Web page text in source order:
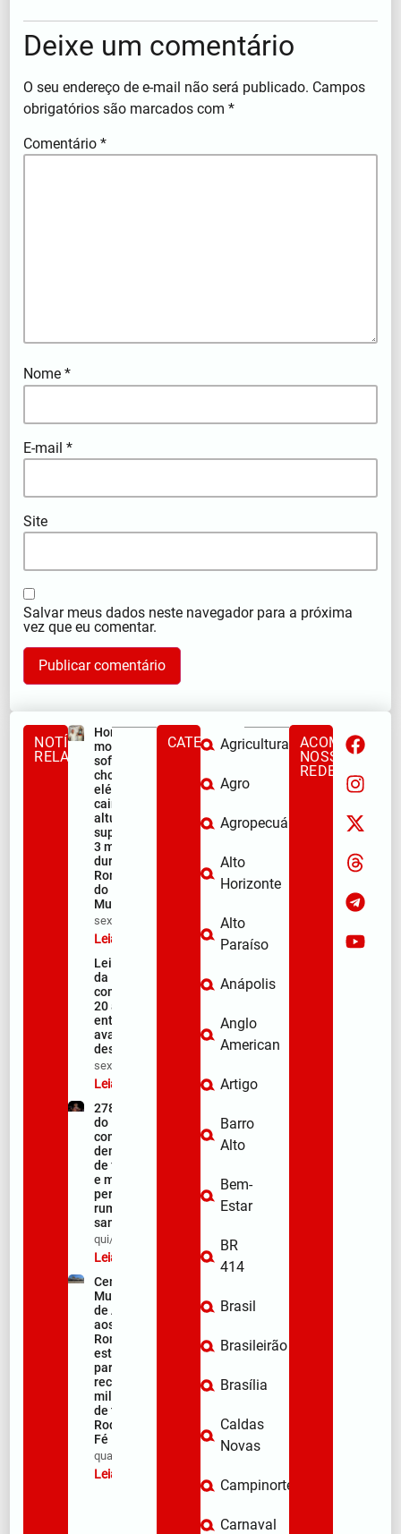
Deixe um comentário
O seu endereço de e-mail não será publicado. Campos
obrigatórios são marcados com*
Comentário*
Nome*
E-mail*
Site
Salvar meus dados neste navegador para a próxima
vez que eu comentar.
NOTÍCIAS
RELACIONADAS
Homem
morre após
sofrer
choque
elétrico e
cair de
altura
superior a
3 metros
durante a
Romaria
do
Muquém
sex/08/2026
Leia mais »
Lei Maria
da Penha
completa
20 anos
entre
avanços e
desafios
sex/08/2026
Leia mais »
278ª Romaria
do Muquém
começa com
demonstração
de fé, emoção
e milhares de
peregrinos
rumo ao
santuário
qui/08/2026
Leia mais »
Centro
Municipal
de Apoio
aos
Romeiros
está pronto
para
receber
milhares
de fiéis na
Rodovia da
Fé
qua/08/2026
Leia mais »
CATEGORIASAgricultura
Agro
Agropecuária
Alto
Horizonte
Alto
Paraíso
Anápolis
Anglo
American
Artigo
Barro
Alto
Bem-
Estar
BR
414
Brasil
Brasileirão
Brasília
Caldas
Novas
Campinorte
Carnaval
ACOMPANHE
NOSSAS
REDES